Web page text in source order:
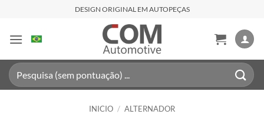
contenido
DESIGN ORIGINAL EM AUTOPEÇAS
Buscar
por:
INICIO / ALTERNADOR